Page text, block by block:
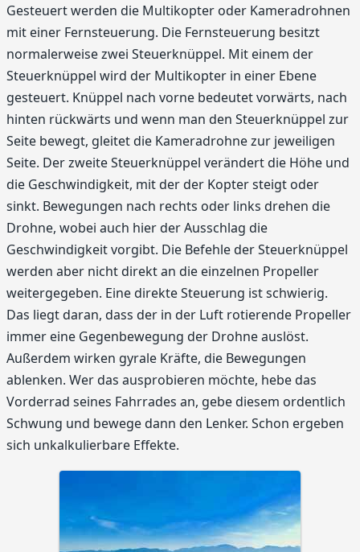
Gesteuert werden die Multikopter oder Kameradrohnen
mit einer Fernsteuerung. Die Fernsteuerung besitzt
normalerweise zwei Steuerknüppel. Mit einem der
Steuerknüppel wird der Multikopter in einer Ebene
gesteuert. Knüppel nach vorne bedeutet vorwärts, nach
hinten rückwärts und wenn man den Steuerknüppel zur
Seite bewegt, gleitet die Kameradrohne zur jeweiligen
Seite. Der zweite Steuerknüppel verändert die Höhe und
die Geschwindigkeit, mit der der Kopter steigt oder
sinkt. Bewegungen nach rechts oder links drehen die
Drohne, wobei auch hier der Ausschlag die
Geschwindigkeit vorgibt. Die Befehle der Steuerknüppel
werden aber nicht direkt an die einzelnen Propeller
weitergegeben. Eine direkte Steuerung ist schwierig.
Das liegt daran, dass der in der Luft rotierende Propeller
immer eine Gegenbewegung der Drohne auslöst.
Außerdem wirken gyrale Kräfte, die Bewegungen
ablenken. Wer das ausprobieren möchte, hebe das
Vorderrad seines Fahrrades an, gebe diesem ordentlich
Schwung und bewege dann den Lenker. Schon ergeben
sich unkalkulierbare Effekte.